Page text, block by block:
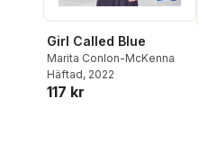
Girl Called Blue
Marita Conlon-McKenna
Häftad, 2022
117 kr